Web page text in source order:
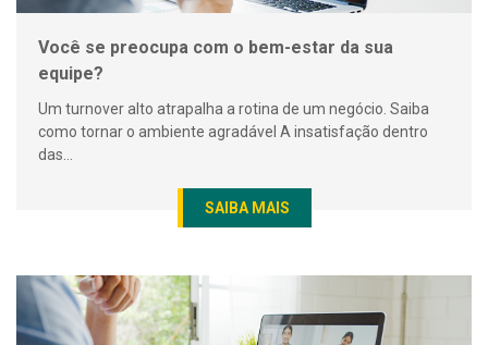
Você se preocupa com o bem-estar da sua
equipe?
Um turnover alto atrapalha a rotina de um negócio. Saiba
como tornar o ambiente agradável A insatisfação dentro
das...
SAIBA MAIS